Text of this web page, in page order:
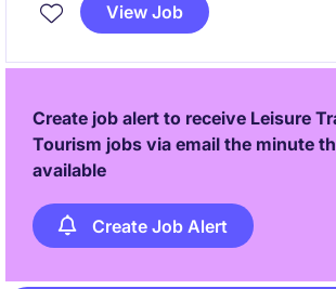
顧客ニーズに基づく提案営業から社内
View Job
Create job alert to receive Leisure
Tourism jobs via email the minute
available
Create Job Alert